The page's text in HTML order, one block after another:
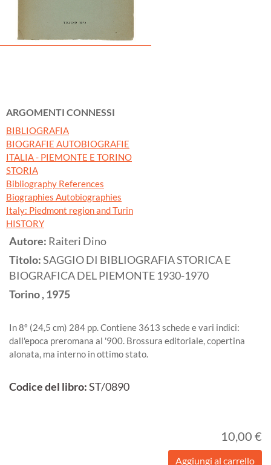
ARGOMENTI CONNESSI
BIBLIOGRAFIA
BIOGRAFIE AUTOBIOGRAFIE
ITALIA - PIEMONTE E TORINO
STORIA
Bibliography References
Biographies Autobiographies
Italy: Piedmont region and Turin
HISTORY
Autore: Raiteri Dino
Titolo:SAGGIO DI BIBLIOGRAFIA STORICA E
BIOGRAFICA DEL PIEMONTE 1930-1970
Torino,1975
In 8º (24,5 cm) 284 pp. Contiene 3613 schede e vari indici:
dall'epoca preromana al '900. Brossura editoriale, copertina
alonata, ma interno in ottimo stato.
Codice del libro:ST/0890
10,00 €